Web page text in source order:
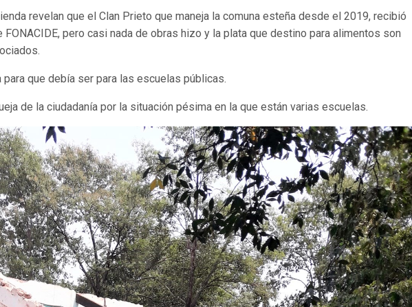
revelan que el Clan Prieto que maneja la comuna esteña desde el 2019, recibió
pero casi nada de obras hizo y la plata que destino para alimentos son
que debía ser para las escuelas públicas.
de la ciudadanía por la situación pésima en la que están varias escuelas.